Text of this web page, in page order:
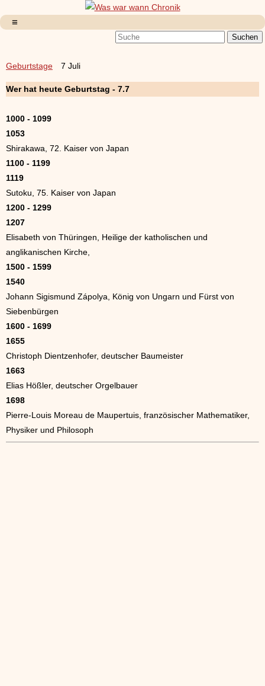
Geburtstage 7 Juli
Wer hat heute Geburtstag - 7.7
1000 - 1099
1053
Shirakawa, 72. Kaiser von Japan
1100 - 1199
1119
Sutoku, 75. Kaiser von Japan
1200 - 1299
1207
Elisabeth von Thüringen, Heilige der katholischen und
anglikanischen Kirche,
1500 - 1599
1540
Johann Sigismund Zápolya, König von Ungarn und Fürst von
Siebenbürgen
1600 - 1699
1655
Christoph Dientzenhofer, deutscher Baumeister
1663
Elias Hößler, deutscher Orgelbauer
1698
Pierre-Louis Moreau de Maupertuis, französischer Mathematiker,
Physiker und Philosoph